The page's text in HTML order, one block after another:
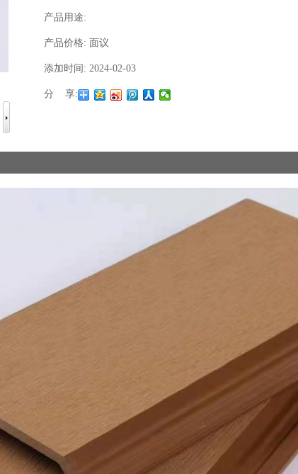
2
产品用途:
产品价格: 面议
添加时间: 2024-02-03
分 享: